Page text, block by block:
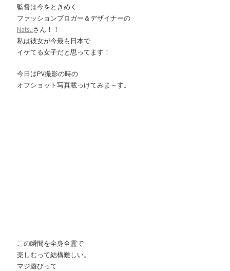
監督は今をときめく
ファッションブロガー＆デザイナーの
Natsuさん！！
私は彼女が今最も日本で
イケてる女子だと思ってます！
今日はPV撮影の時の
オフショット写真載っけてみま～す。
この瞬間を全身全霊で
楽しむって結構難しい。
マジ遊びって